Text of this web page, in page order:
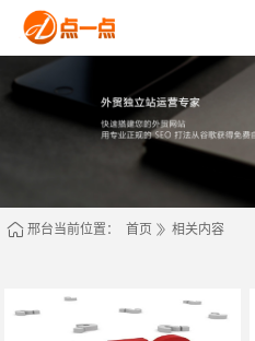
邢台当前位置： 首页 相关内容